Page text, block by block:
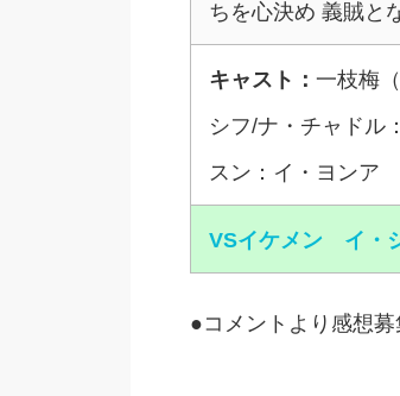
ちを心決め 義賊と
キャスト： 一枝梅
シフ/ナ・チャド
スン：イ・ヨン
VSイケメン イ・
●コメントより感想募